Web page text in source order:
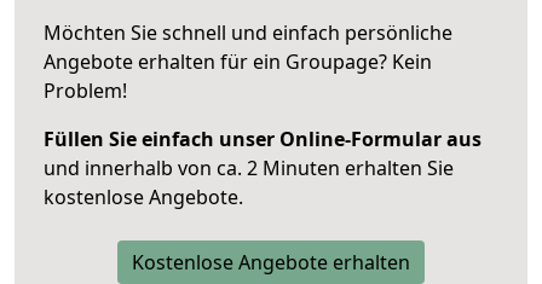
Möchten Sie schnell und einfach persönliche
Angebote erhalten für ein Groupage? Kein
Problem!
Füllen Sie einfach unser Online-Formular aus
und innerhalb von ca. 2 Minuten erhalten Sie
kostenlose Angebote.
Kostenlose Angebote erhalten